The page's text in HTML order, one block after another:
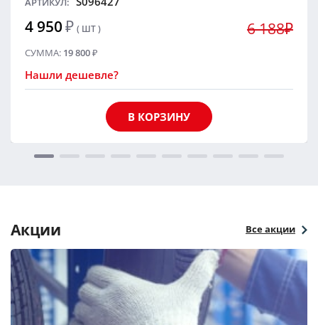
4 950₽ ( ШТ ) 6 188₽
СУММА: 19 800₽
Нашли дешевле?
В КОРЗИНУ
Акции Все акции